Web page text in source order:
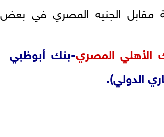
مقابل الجنيه المصري في بعض
الأهلي المصري-بنك أبوظبي
الدولي).